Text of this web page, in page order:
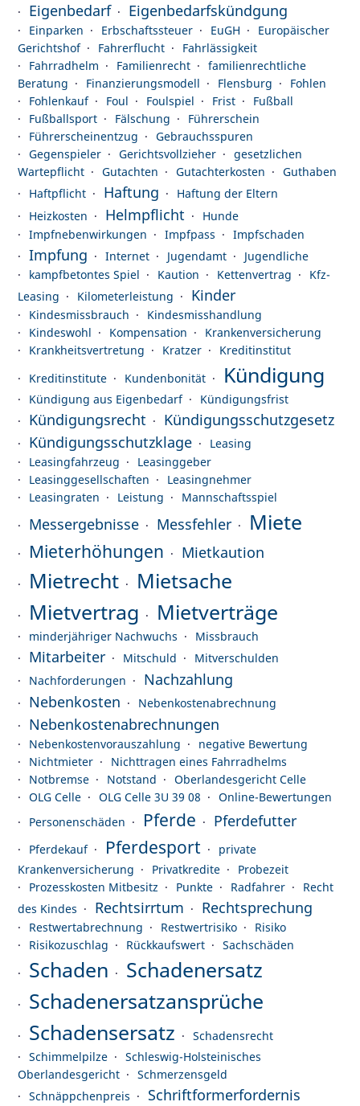
Eigenbedarf Eigenbedarfskündgung
Einparken Erbschaftssteuer EuGH
Europäischer
Gerichtshof
Fahrerflucht
Fahrlässigkeit
Fahrradhelm
Familienrecht
familienrechtliche
Beratung
Finanzierungsmodell Flensburg
Fohlen
Fohlenkauf
Foul Foulspiel Frist
Fußball
Fußballsport
Fälschung
Führerschein
Führerscheinentzug
Gebrauchsspuren
Gegenspieler
Gerichtsvollzieher
gesetzlichen
Wartepflicht
Gutachten Gutachterkosten
Guthaben
Haftpflicht
Haftung
Haftung der Eltern
Heizkosten
Helmpflicht
Hunde
Impfnebenwirkungen
Impfpass Impfschaden
Impfung Internet Jugendamt
Jugendliche
kampfbetontes Spiel
Kaution Kettenvertrag
Kfz-
Leasing
Kilometerleistung Kinder
Kindesmissbrauch
Kindesmisshandlung
Kindeswohl
Kompensation
Krankenversicherung
Krankheitsvertretung
Kratzer
Kreditinstitut
Kreditinstitute
Kundenbonität Kündigung
Kündigung aus Eigenbedarf Kündigungsfrist
Kündigungsrecht
Kündigungsschutzgesetz
Kündigungsschutzklage
Leasing
Leasingfahrzeug
Leasinggeber
Leasinggesellschaften
Leasingnehmer
Leasingraten
Leistung Mannschaftsspiel
Messergebnisse Messfehler Miete
Mieterhöhungen Mietkaution
Mietrecht
Mietsache
Mietvertrag
Mietverträge
minderjähriger Nachwuchs Missbrauch
Mitarbeiter Mitschuld
Mitverschulden
Nachforderungen
Nachzahlung
Nebenkosten
Nebenkostenabrechnung
Nebenkostenabrechnungen
Nebenkostenvorauszahlung
negative Bewertung
Nichtmieter
Nichttragen eines Fahrradhelms
Notbremse
Notstand
Oberlandesgericht Celle
OLG Celle
OLG Celle 3U 39 08
Online-Bewertungen
Personenschäden
Pferde Pferdefutter
Pferdekauf Pferdesport
private
Krankenversicherung
Privatkredite
Probezeit
Prozesskosten Mitbesitz
Punkte Radfahrer
Recht
des Kindes
Rechtsirrtum Rechtsprechung
Restwertabrechnung Restwertrisiko
Risiko
Risikozuschlag
Rückkaufswert Sachschäden
Schaden
Schadenersatz
Schadenersatzansprüche
Schadensersatz
Schadensrecht
Schimmelpilze
Schleswig-Holsteinisches
Oberlandesgericht
Schmerzensgeld
Schnäppchenpreis
Schriftformerfordernis